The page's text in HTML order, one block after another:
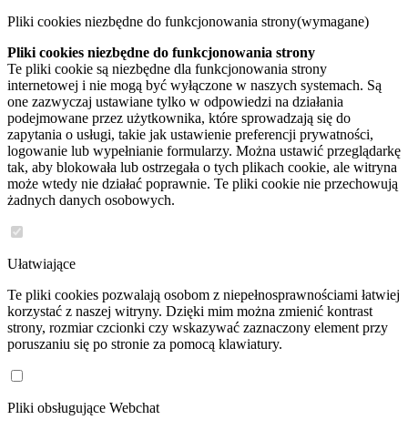
Pliki cookies niezbędne do funkcjonowania strony(wymagane)
Pliki cookies niezbędne do funkcjonowania strony
Te pliki cookie są niezbędne dla funkcjonowania strony
internetowej i nie mogą być wyłączone w naszych systemach. Są
one zazwyczaj ustawiane tylko w odpowiedzi na działania
podejmowane przez użytkownika, które sprowadzają się do
zapytania o usługi, takie jak ustawienie preferencji prywatności,
logowanie lub wypełnianie formularzy. Można ustawić przeglądarkę
tak, aby blokowała lub ostrzegała o tych plikach cookie, ale witryna
może wtedy nie działać poprawnie. Te pliki cookie nie przechowują
żadnych danych osobowych.
Ułatwiające
Te pliki cookies pozwalają osobom z niepełnosprawnościami łatwiej
korzystać z naszej witryny. Dzięki mim można zmienić kontrast
strony, rozmiar czcionki czy wskazywać zaznaczony element przy
poruszaniu się po stronie za pomocą klawiatury.
Pliki obsługujące Webchat